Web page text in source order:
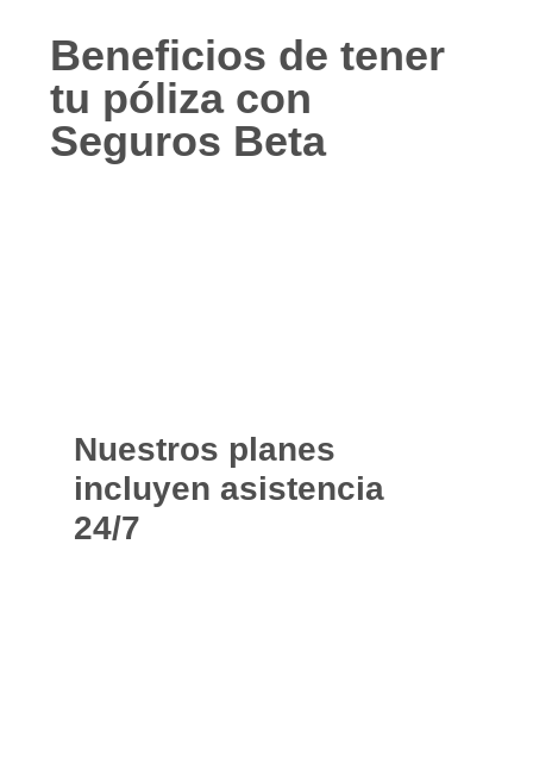
Beneficios de tener
tu póliza con
Seguros Beta
Nuestros planes
incluyen asistencia
24/7